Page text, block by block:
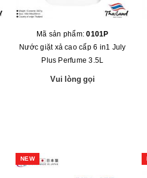
Mã sản phẩm:0101P
N­ước giặt xả cao cấp 6 in1 July
Plus Perfume 3.5L
Vui lòng gọi
NEW